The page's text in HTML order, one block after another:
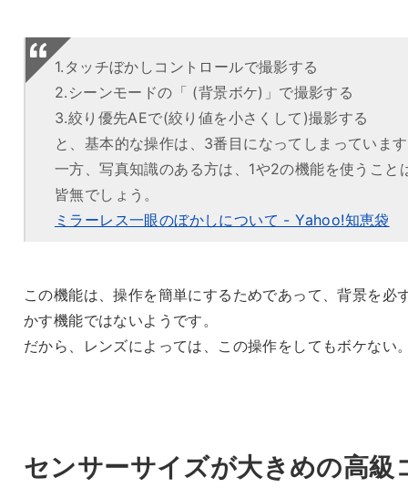
1.タッチぼかしコントロールで撮影する
2.シーンモードの「 (背景ボケ)」で撮影する
3.絞り優先AEで(絞り値を小さくして)撮影する
と、基本的な操作は、3番目になってしまっていま
一方、写真知識のある方は、1や2の機能を使うこと
皆無でしょう。
ミラーレス一眼のぼかしについて - Yahoo!知恵袋
この機能は、操作を簡単にするためであって、背景を必
かす機能ではないようです。
だから、レンズによっては、この操作をしてもボケない
センサーサイズが大きめの高級